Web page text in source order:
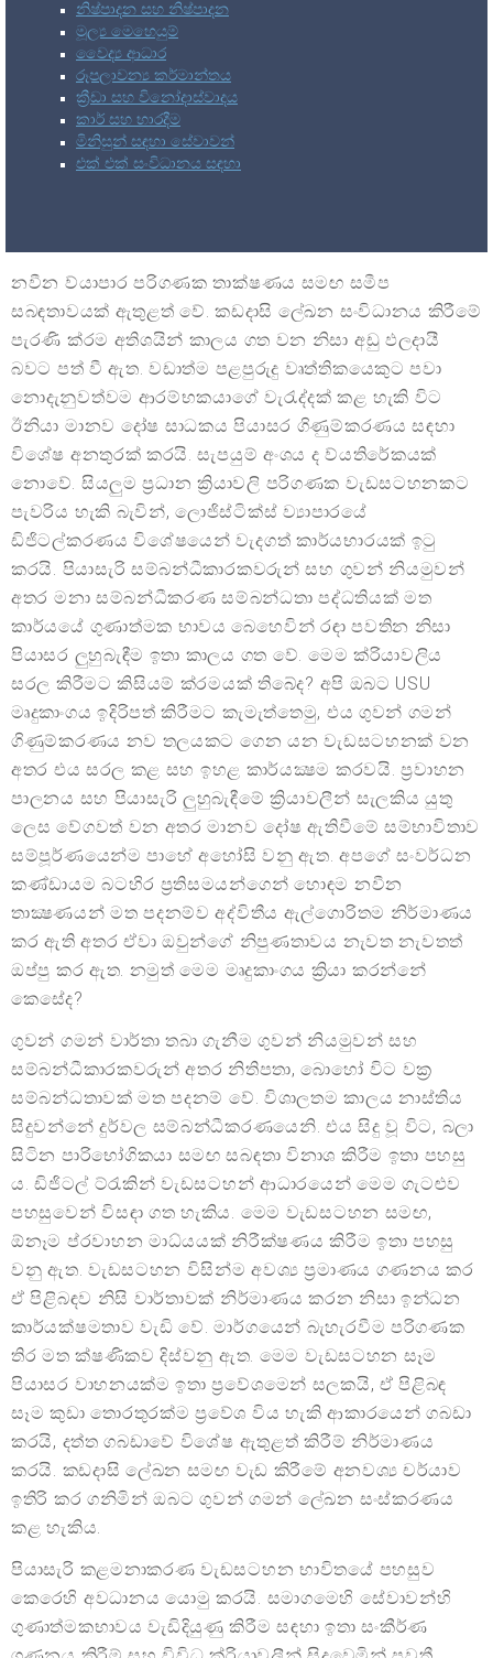
නිෂ්පාදන සහ නිෂ්පාදන
මූල්‍ය මෙහෙයුම්
වෛද්‍ය ආධාර
රූපලාවන්‍ය කර්මාන්තය
ක්‍රීඩා සහ විනෝදාස්වාදය
කාර් සහ භාරදීම
මිනිසුන් සඳහා සේවාවන්
එක් එක් සංවිධානය සඳහා
නවීන ව්යාපාර පරිගණක තාක්ෂණය සමඟ සමීප
සබඳතාවයක් ඇතුළත් වේ. කඩදාසි ලේඛන සංවිධානය කිරීමේ
පැරණි ක්රම අතිශයින් කාලය ගත වන නිසා අඩු ඵලදායී
බවට පත් වී ඇත. වඩාත්ම පළපුරුදු වෘත්තිකයෙකුට පවා
නොදැනුවත්වම ආරම්භකයාගේ වැරැද්දක් කළ හැකි විට
ඊනියා මානව දෝෂ සාධකය පියාසර ගිණුම්කරණය සඳහා
විශේෂ අනතුරක් කරයි. සැපයුම් අංශය ද ව්යතිරේකයක්
නොවේ. සියලුම ප්‍රධාන ක්‍රියාවලි පරිගණක වැඩසටහනකට
පැවරිය හැකි බැවින්, ලොජිස්ටික්ස් ව්‍යාපාරයේ
ඩිජිටල්කරණය විශේෂයෙන් වැදගත් කාර්යභාරයක් ඉටු
කරයි. පියාසැරි සම්බන්ධීකාරකවරුන් සහ ගුවන් නියමුවන්
අතර මනා සම්බන්ධීකරණ සම්බන්ධතා පද්ධතියක් මත
කාර්යයේ ගුණාත්මක භාවය බෙහෙවින් රඳා පවතින නිසා
පියාසර ලුහුබැඳීම ඉතා කාලය ගත වේ. මෙම ක්රියාවලිය
සරල කිරීමට කිසියම් ක්රමයක් තිබේද? අපි ඔබට USU
මෘදුකාංගය ඉදිරිපත් කිරීමට කැමැත්තෙමු, එය ගුවන් ගමන්
ගිණුම්කරණය නව තලයකට ගෙන යන වැඩසටහනක් වන
අතර එය සරල කළ සහ ඉහළ කාර්යක්‍ෂම කරවයි. ප්‍රවාහන
පාලනය සහ පියාසැරි ලුහුබැඳීමේ ක්‍රියාවලීන් සැලකිය යුතු
ලෙස වේගවත් වන අතර මානව දෝෂ ඇතිවීමේ සම්භාවිතාව
සම්පූර්ණයෙන්ම පාහේ අහෝසි වනු ඇත. අපගේ සංවර්ධන
කණ්ඩායම බටහිර ප්‍රතිසමයන්ගෙන් හොඳම නවීන
තාක්‍ෂණයන් මත පදනම්ව අද්විතීය ඇල්ගොරිතම නිර්මාණය
කර ඇති අතර ඒවා ඔවුන්ගේ නිපුණතාවය නැවත නැවතත්
ඔප්පු කර ඇත. නමුත් මෙම මෘදුකාංගය ක්‍රියා කරන්නේ
කෙසේද?
ගුවන් ගමන් වාර්තා තබා ගැනීම ගුවන් නියමුවන් සහ
සම්බන්ධීකාරකවරුන් අතර නිතිපතා, බොහෝ විට වක්‍ර
සම්බන්ධතාවක් මත පදනම් වේ. විශාලතම කාලය නාස්තිය
සිදුවන්නේ දුර්වල සම්බන්ධීකරණයෙනි. එය සිදු වූ විට, බලා
සිටින පාරිභෝගිකයා සමඟ සබඳතා විනාශ කිරීම ඉතා පහසු
ය. ඩිජිටල් ට්රැකින් වැඩසටහන් ආධාරයෙන් මෙම ගැටළුව
පහසුවෙන් විසඳා ගත හැකිය. මෙම වැඩසටහන සමඟ,
ඕනෑම ප්රවාහන මාධ්යයක් නිරීක්ෂණය කිරීම ඉතා පහසු
වනු ඇත. වැඩසටහන විසින්ම අවශ්‍ය ප්‍රමාණය ගණනය කර
ඒ පිළිබඳව නිසි වාර්තාවක් නිර්මාණය කරන නිසා ඉන්ධන
කාර්යක්ෂමතාව වැඩි වේ. මාර්ගයෙන් බැහැරවීම පරිගණක
තිර මත ක්ෂණිකව දිස්වනු ඇත. මෙම වැඩසටහන සෑම
පියාසර වාහනයක්ම ඉතා ප්‍රවේශමෙන් සලකයි, ඒ පිළිබඳ
සෑම කුඩා තොරතුරක්ම ප්‍රවේශ විය හැකි ආකාරයෙන් ගබඩා
කරයි, දත්ත ගබඩාවේ විශේෂ ඇතුළත් කිරීම් නිර්මාණය
කරයි. කඩදාසි ලේඛන සමඟ වැඩ කිරීමේ අනවශ්‍ය චර්යාව
ඉතිරි කර ගනිමින් ඔබට ගුවන් ගමන් ලේඛන සංස්කරණය
කළ හැකිය.
පියාසැරි කළමනාකරණ වැඩසටහන භාවිතයේ පහසුව
කෙරෙහි අවධානය යොමු කරයි. සමාගමෙහි සේවාවන්හි
ගුණාත්මකභාවය වැඩිදියුණු කිරීම සඳහා ඉතා සංකීර්ණ